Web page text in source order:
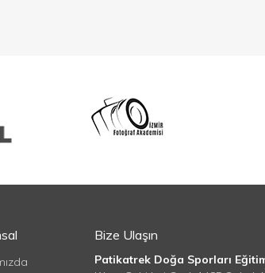
Bize Ulaşın
Patikatrek Doğa Sporları